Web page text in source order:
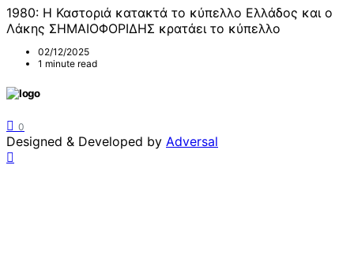
1980: Η Καστοριά κατακτά το κύπελλο Ελλάδος και ο
Λάκης ΣΗΜΑΙΟΦΟΡΙΔΗΣ κρατάει το κύπελλο
02/12/2025
1 minute read
0
Designed & Developed by Adversal